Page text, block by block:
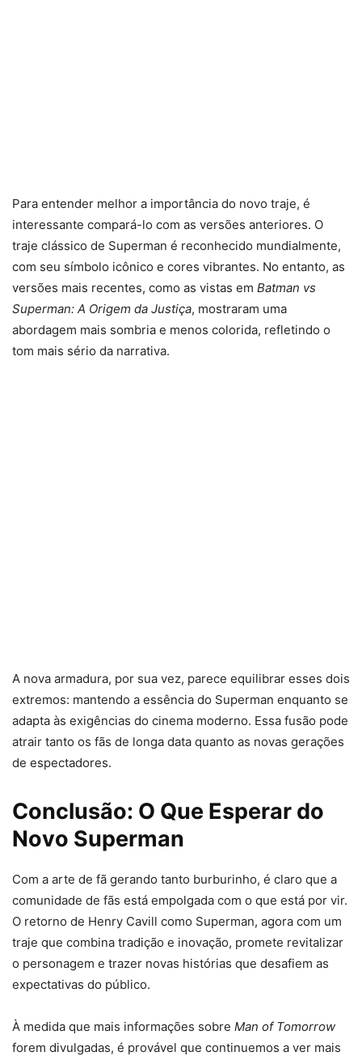
Para entender melhor a importância do novo traje, é
interessante compará-lo com as versões anteriores. O
traje clássico de Superman é reconhecido mundialmente,
com seu símbolo icônico e cores vibrantes. No entanto, as
versões mais recentes, como as vistas em Batman vs
Superman: A Origem da Justiça, mostraram uma
abordagem mais sombria e menos colorida, refletindo o
tom mais sério da narrativa.
A nova armadura, por sua vez, parece equilibrar esses dois
extremos: mantendo a essência do Superman enquanto se
adapta às exigências do cinema moderno. Essa fusão pode
atrair tanto os fãs de longa data quanto as novas gerações
de espectadores.
Conclusão: O Que Esperar do
Novo Superman
Com a arte de fã gerando tanto burburinho, é claro que a
comunidade de fãs está empolgada com o que está por vir.
O retorno de Henry Cavill como Superman, agora com um
traje que combina tradição e inovação, promete revitalizar
o personagem e trazer novas histórias que desafiem as
expectativas do público.
À medida que mais informações sobre Man of Tomorrow
forem divulgadas, é provável que continuemos a ver mais